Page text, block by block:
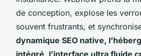
de conception, explose les
souvent frustrants, et
dynamique SEO native,
intégré, l’interface ultra fluide